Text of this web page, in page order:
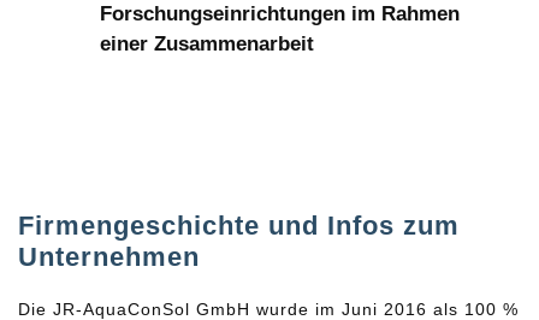
Forschungseinrichtungen im Rahmen
einer Zusammenarbeit
Firmengeschichte und Infos zum
Unternehmen
Die JR-AquaConSol GmbH wurde im Juni 2016 als 100 %